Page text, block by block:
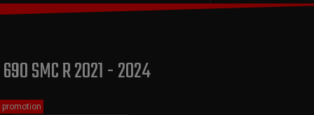
690 SMC R 2021 - 2024
promotion